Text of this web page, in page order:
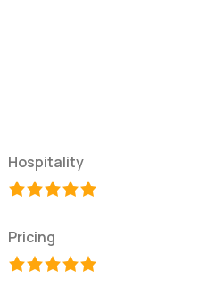
Hospitality
Pricing